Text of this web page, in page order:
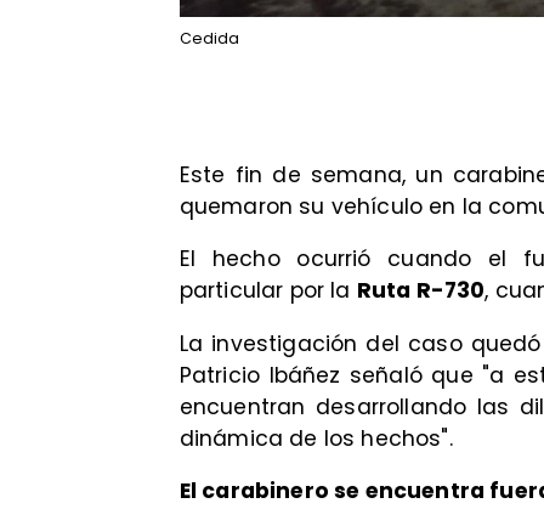
Cedida
Este fin de semana, un
quemaron su vehículo en la
El hecho ocurrió cuando el
particular por la Ruta R-730,
La investigación del caso
Patricio Ibáñez señaló que "a
encuentran desarrollando las
dinámica de los hechos".
El carabinero se encuentra